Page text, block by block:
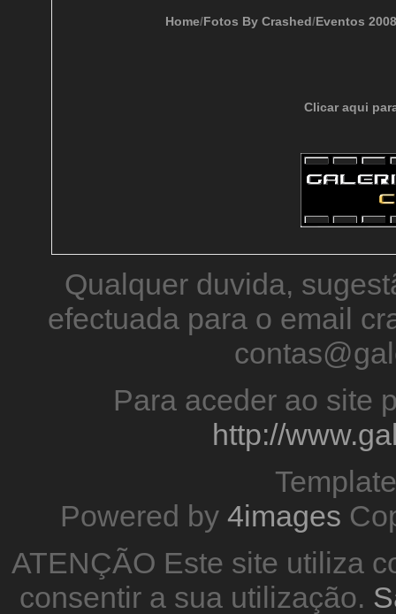
Home/Fotos By Crashed/Eventos 2008
Clicar aqui
Qualquer duvida,
efectuada para o email
Para aceder ao site
http://
Powered by 4images
ATENÇÃO Este site utiliza
consentir a sua utilização.